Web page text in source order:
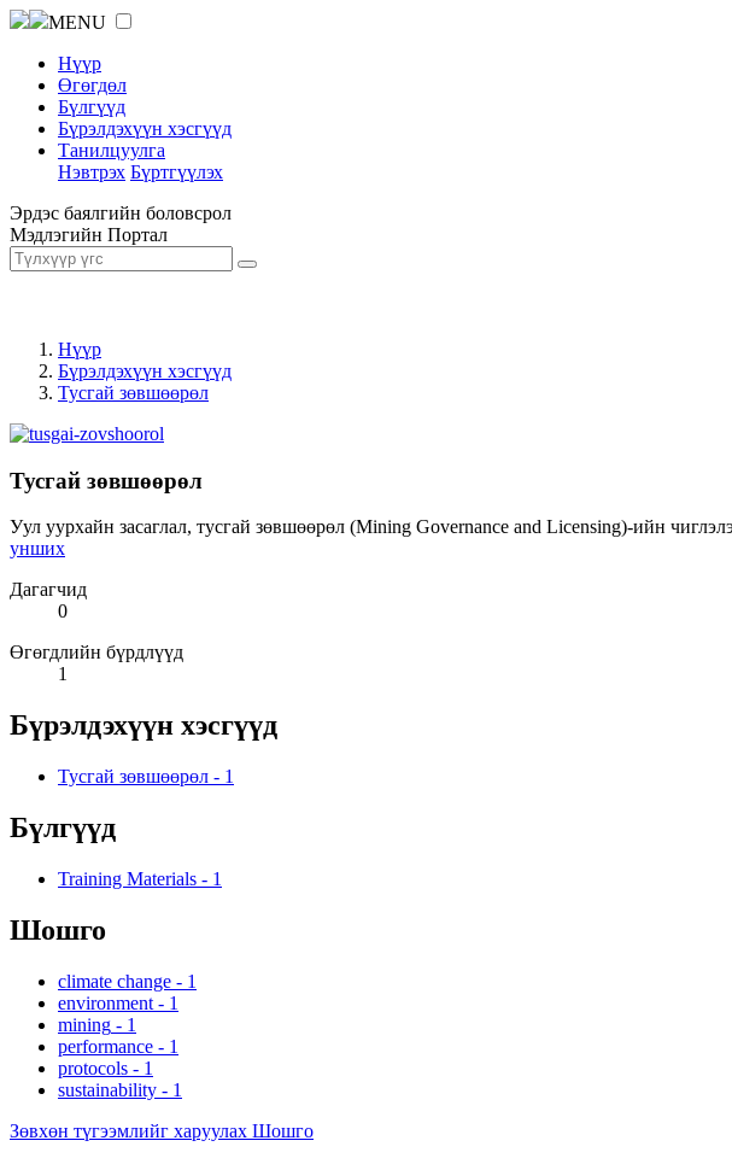
MENU
Нүүр
Өгөгдөл
Бүлгүүд
Бүрэлдэхүүн хэсгүүд
Танилцуулга
Нэвтрэх Бүртгүүлэх
Эрдэс баялгийн боловсрол
Мэдлэгийн Портал
Нүүр
Бүрэлдэхүүн хэсгүүд
Тусгай зөвшөөрөл
Тусгай зөвшөөрөл
Уул уурхайн засаглал, тусгай зөвшөөрөл (Mining Governance and Licensing)-ийн
унших
Дагагчид
0
Өгөгдлийн бүрдлүүд
1
Бүрэлдэхүүн хэсгүүд
Тусгай зөвшөөрөл - 1
Бүлгүүд
Training Materials - 1
Шошго
climate change - 1
environment - 1
mining - 1
performance - 1
protocols - 1
sustainability - 1
Зөвхөн түгээмлийг харуулах Шошго